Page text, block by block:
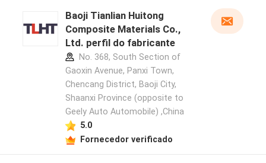
Baoji Tianlian Huitong
Composite Materials Co.,
Ltd. perfil do fabricante
No. 368, South Section of
Gaoxin Avenue, Panxi Town,
Chencang District, Baoji City,
Shaanxi Province (opposite to
Geely Auto Automobile) ,China
5.0
Fornecedor verificado